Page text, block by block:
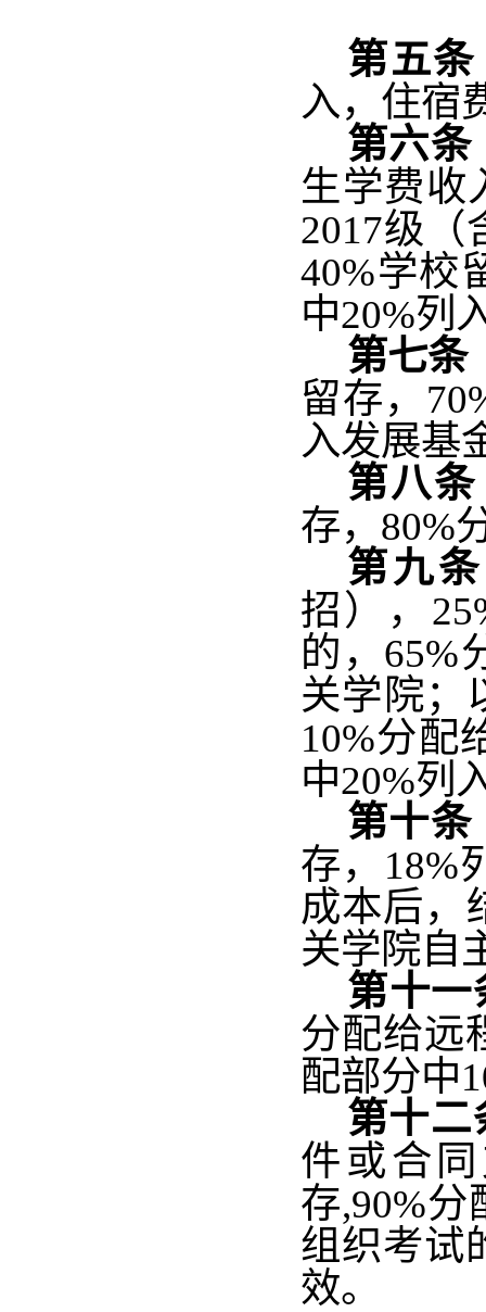
第五条
入，住宿
第六条
生学费收
2017级（
40%学校
中20%列
第七条
留存，
入发展基
第八条
存，80%
第九条
招），
的，65%
关学院；
10%分配
中20%列
第十条
存，18%
成本后，
关学院自
第十一
分配给远
配部分中
第十二
件或合
存,90%
组织考试
效。